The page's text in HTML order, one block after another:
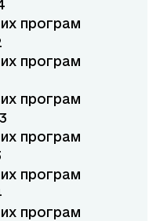
програм
програм
програм
програм
програм
програм